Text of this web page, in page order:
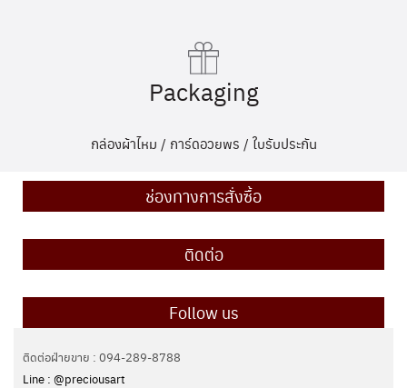
Packaging
กล่องผ้าไหม / การ์ดอวยพร / ใบรับประกัน
ช่องทางการสั่งซื้อ
ติดต่อ
Follow us
ติดต่อฝ่ายขาย : 094-289-8788
Line : @preciousart